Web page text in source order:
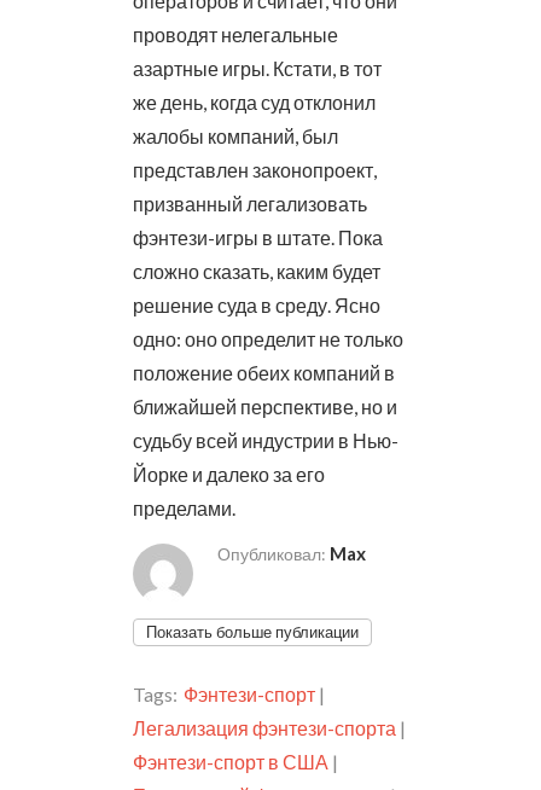
проводят нелегальные
азартные игры. Кстати, в тот
же день, когда суд отклонил
жалобы компаний, был
представлен законопроект,
призванный легализовать
фэнтези-игры в штате. Пока
сложно сказать, каким будет
решение суда в среду. Ясно
одно: оно определит не только
положение обеих компаний в
ближайшей перспективе, но и
судьбу всей индустрии в Нью-
Йорке и далеко за его
пределами.
Опубликовал: Max
Показать больше публикации
Tags: Фэнтези-спорт |
Легализация фэнтези-спорта |
Фэнтези-спорт в США |